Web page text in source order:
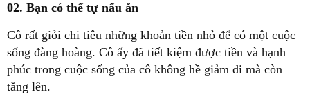
02. Bạn có thể tự nấu ăn
Cô rất giỏi chi tiêu những khoản tiền nhỏ để có một cuộc
sống đàng hoàng. Cô ấy đã tiết kiệm được tiền và hạnh
phúc trong cuộc sống của cô không hề giảm đi mà còn
tăng lên.